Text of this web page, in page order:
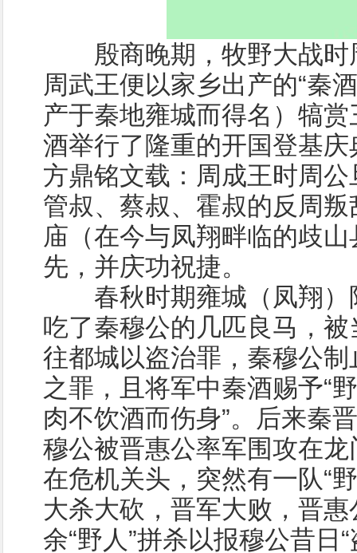
殷商晚期，牧野大战时
周武王便以家乡出产的“秦
产于秦地雍城而得名）犒
酒举行了隆重的开国登基
方鼎铭文载：周成王时周
管叔、蔡叔、霍叔的反周
庙（在今与凤翔畔临的歧
先，并庆功祝捷。
春秋时期雍城（凤翔）
吃了秦穆公的几匹良马，
往都城以盗治罪，秦穆公
之罪，且将军中秦酒赐予“
肉不饮酒而伤身”。后来秦
穆公被晋惠公率军围攻在
在危机关头，突然有一队“
大杀大砍，晋军大败，晋
余“野人”拼杀以报穆公昔日